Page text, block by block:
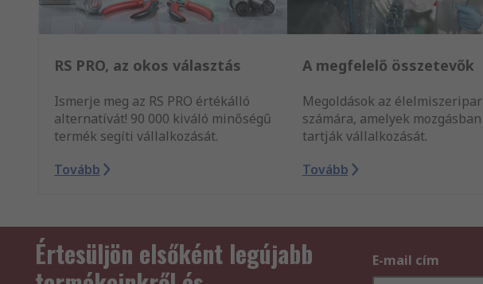
RS PRO, az okos választás
Ismerje meg az RS PRO értékálló
alternatívát! 90 000 kiváló minőségű
termék segíti vállalkozását.
Tovább
A megfelelő összetevők
Megoldások az élelmiszeripar
számára, amelyek mozgásban
tartják vállalkozását.
Tovább
Értesüljön elsőként legújabb
E-mail cím